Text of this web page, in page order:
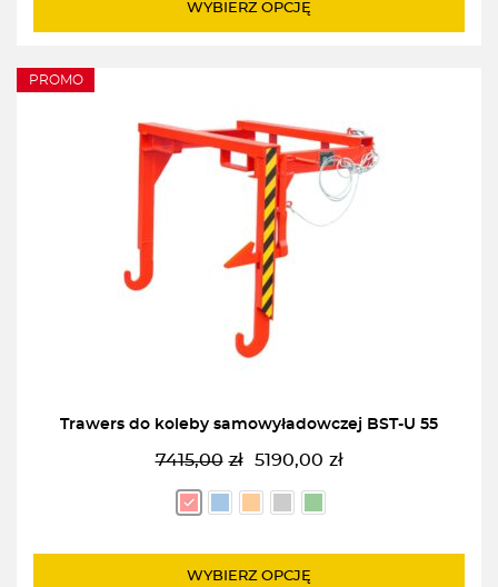
WYBIERZ OPCJĘ
PROMO
Trawers do koleby samowyładowczej BST-U 55
7415,00 zł
Pierwotna
cena
wynosiła:
5190,00 zł
Aktualna
cena
wynosi:
WYBIERZ OPCJĘ